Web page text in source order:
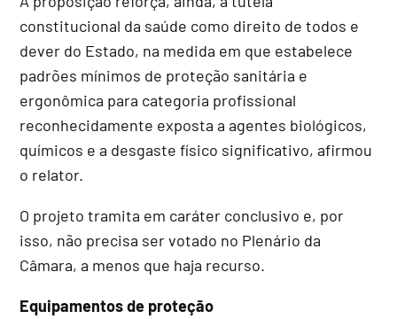
constitucional da saúde como direito de todos e
dever do Estado, na medida em que estabelece
padrões mínimos de proteção sanitária e
ergonômica para categoria profissional
reconhecidamente exposta a agentes biológicos,
químicos e a desgaste físico significativo, afirmou
o relator.
O projetotramita em caráter conclusivo e, por
isso, não precisa ser votado no Plenário da
Câmara, a menos que haja recurso.
Equipamentos de proteção